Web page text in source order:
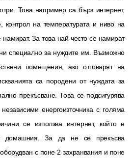
Това например са бърз интернет,
контрол на температурата и ниво на
намират. За това най-често се намират
специално за нуждите им. Възможно
помещения, ако отговарят на
са породени от нуждата за
прекъсване. Това се подсигурява
енергоизточника с голяма
се използва интернет, който е
домашния. За да не се прекъсва
с поне 2 захранвания и поне